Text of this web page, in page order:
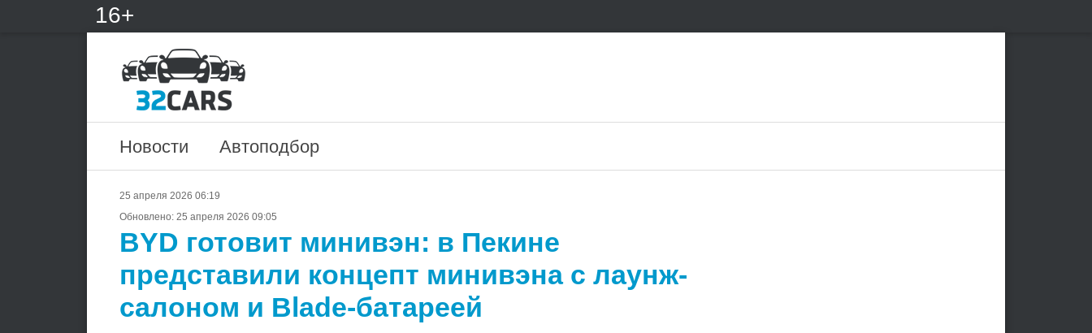
16+
Новости Автоподбор
25 апреля 2026 06:19
Обновлено: 25 апреля 2026 09:05
BYD готовит минивэн: в Пекине
представили концепт минивэна с лаунж-
салоном и Blade-батареей